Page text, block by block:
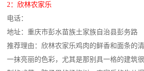
2：欣林农家乐
电话：
地址：重庆市彭水苗族土家族自治县彭务路
推荐理由：欣林农家乐鸡肉的鲜香和面条的
一抹亮丽的色彩，尤其是那别具一格的建筑